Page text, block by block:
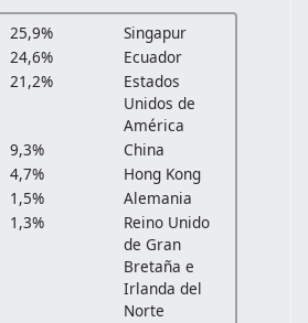
25,9%
Singapur
24,6%
Ecuador
21,2%
Estados
Unidos de
América
9,3%
China
4,7%
Hong Kong
1,5%
Alemania
1,3%
Reino Unido
de Gran
Bretaña e
Irlanda del
Norte